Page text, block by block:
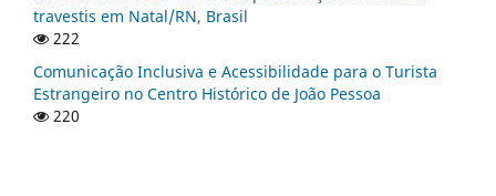
travestis em Natal/RN, Brasil
222
Comunicação Inclusiva e Acessibilidade para o Turista
Estrangeiro no Centro Histórico de João Pessoa
220